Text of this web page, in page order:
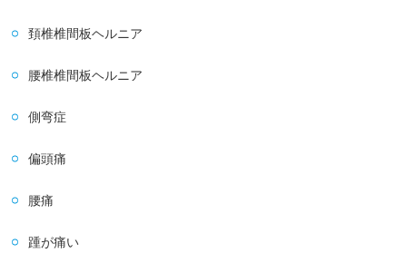
頚椎椎間板ヘルニア
腰椎椎間板ヘルニア
側弯症
偏頭痛
腰痛
踵が痛い